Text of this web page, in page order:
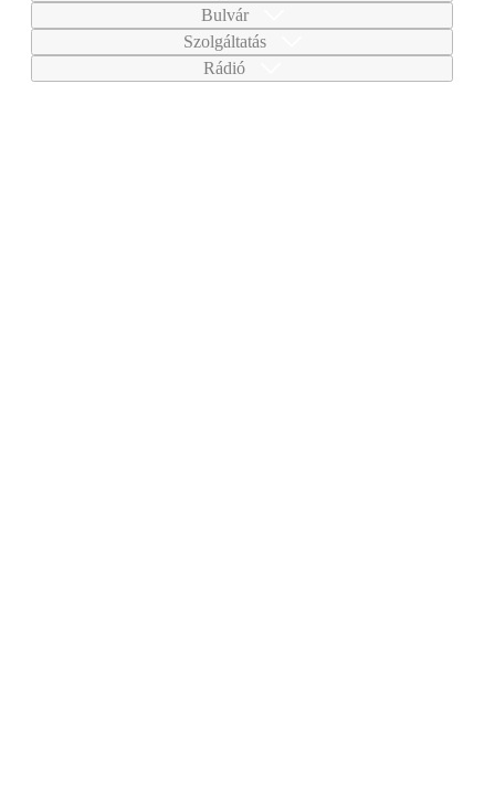
Bulvár
Szolgáltatás
Rádió